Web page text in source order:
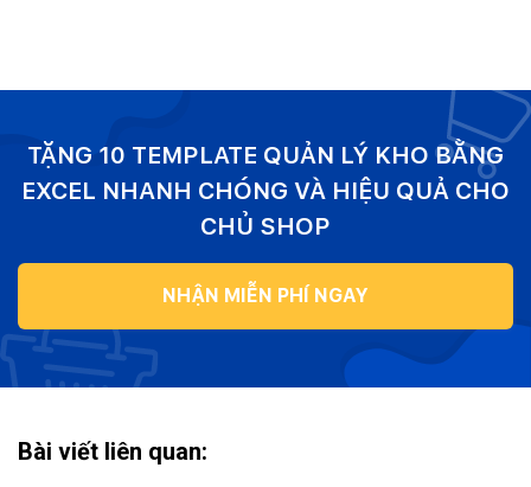
TẶNG 10 TEMPLATE QUẢN LÝ KHO BẰNG
EXCEL NHANH CHÓNG VÀ HIỆU QUẢ CHO
CHỦ SHOP
NHẬN MIỄN PHÍ NGAY
Bài viết liên quan: